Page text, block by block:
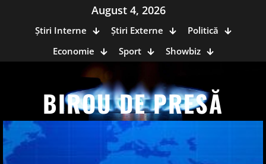
August 4, 2026
Știri Interne Știri Externe
Politică
Economie
Sport Showbiz
BIROU DE PRESĂ